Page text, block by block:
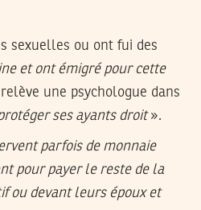
sexuelles ou ont fui des
et ont émigré pour cette
une psychologue dans
ses ayants droit».
parfois de monnaie
pour payer le reste de la
ou devant leurs époux et